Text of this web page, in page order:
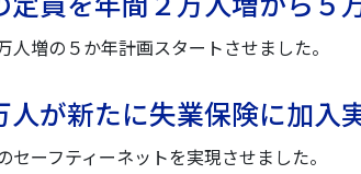
人増の５か年計画スタートさせました。
人が新たに失業保険に加入
ーフティーネットを実現させました。